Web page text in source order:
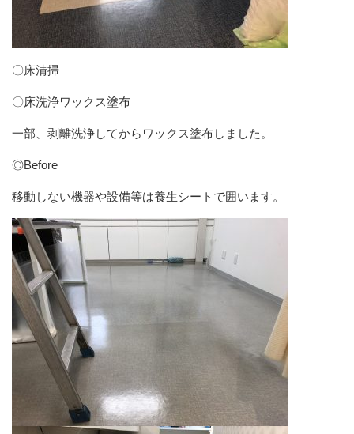
〇床清掃
〇床洗浄ワックス塗布
一部、剥離洗浄してからワックス塗布しました。
◎Before
移動しない機器や設備等は養生シートで囲います。